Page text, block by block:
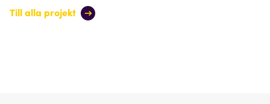
Till alla projekt